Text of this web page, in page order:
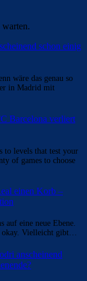
schon einig
wäre das genau so
in Madrid mit
Barcelona verliert
to levels that test your
of games to choose
einen Korb –
auf eine neue Ebene.
okay. Vielleicht gibt…
anscheinend